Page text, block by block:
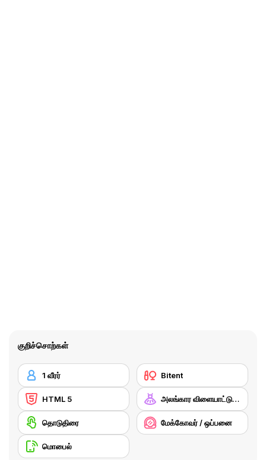
குறிச்சொற்கள்
1 வீரர் Bitent
HTML 5 அலங்கார விளையாட்டுகள்
தொடுதிரை மேக்கோவர் / ஒப்பனை
மொபைல்